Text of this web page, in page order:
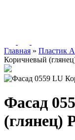
Главная » Пластик
Коричневый
Фасад
(глянец)